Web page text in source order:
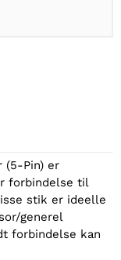
(5-Pin) er
forbindelse til
stik er ideelle
generel
forbindelse kan